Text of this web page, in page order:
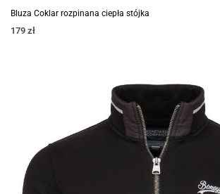
Bluza Coklar rozpinana ciepła stójka
179 zł